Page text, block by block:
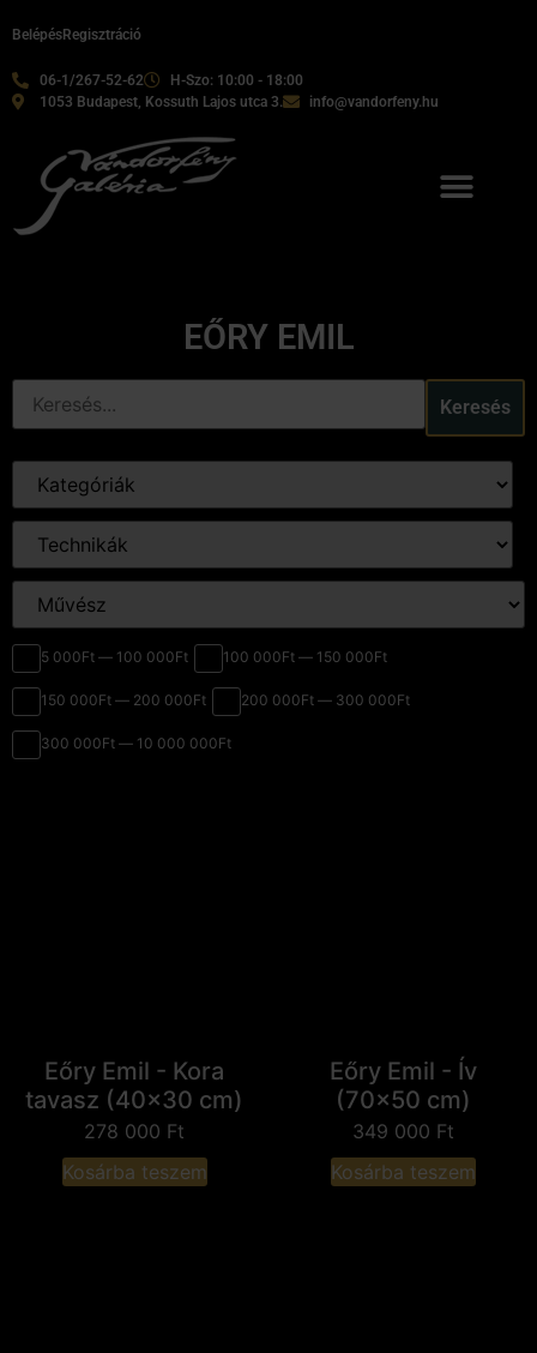
06-1/267-52-62
H-Szo: 10:00 - 18:00
1053 Budapest, Kossuth Lajos utca 3.
info@vandorfeny.hu
BelépésRegisztráció
EŐRY EMIL
Keresés
5 000Ft — 100 000Ft 100 000Ft — 150 000Ft
150 000Ft — 200 000Ft 200 000Ft — 300 000Ft
300 000Ft — 10 000 000Ft
Eőry Emil - Kora
tavasz (40x30 cm)
278 000 Ft
Kosárba teszem
Eőry Emil - Ív
(70x50 cm)
349 000 Ft
Kosárba teszem